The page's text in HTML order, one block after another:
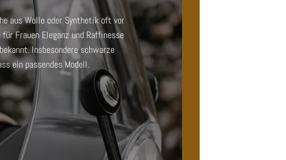
aus Wolle oder Synthetik oft vor
für Frauen Eleganz und Raffinesse
Insbesondereschwarze
ein passendes Modell.